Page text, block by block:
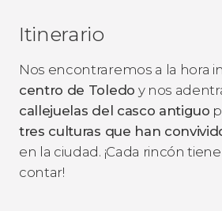
Itinerario
Nos encontraremos a la hora
centro de Toledo y nos
callejuelas del casco antiguo
tres culturas que han
en la ciudad. ¡Cada rincón
contar!